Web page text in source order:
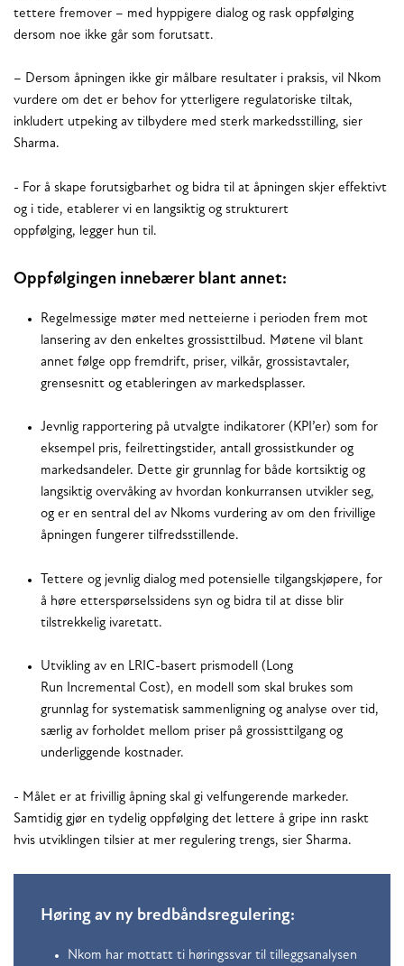
tettere fremover – med hyppigere dialog og rask oppfølging
dersom noe ikke går som forutsatt.
– Dersom åpningen ikke gir målbare resultater i praksis, vil Nkom
vurdere om det er behov for ytterligere regulatoriske tiltak,
inkludert utpeking av tilbydere med sterk markedsstilling, sier
Sharma.
- For å skape forutsigbarhet og bidra til at åpningen skjer effektivt
og i tide, etablerer vi en langsiktig og strukturert
oppfølging, legger hun til.
Oppfølgingen innebærer blant annet:
Regelmessige møter med netteierne i perioden frem mot
lansering av den enkeltes grossisttilbud. Møtene vil blant
annet følge opp fremdrift, priser, vilkår, grossistavtaler,
grensesnitt og etableringen av markedsplasser.
Jevnlig rapportering på utvalgte indikatorer (KPI’er) som for
eksempel pris, feilrettingstider, antall grossistkunder og
markedsandeler. Dette gir grunnlag for både kortsiktig og
langsiktig overvåking av hvordan konkurransen utvikler seg,
og er en sentral del av Nkoms vurdering av om den frivillige
åpningen fungerer tilfredsstillende.
Tettere og jevnlig dialog med potensielle tilgangskjøpere, for
å høre etterspørselssidens syn og bidra til at disse blir
tilstrekkelig ivaretatt.
Utvikling av en LRIC-basert prismodell (Long
Run Incremental Cost), en modell som skal brukes som
grunnlag for systematisk sammenligning og analyse over tid,
særlig av forholdet mellom priser på grossisttilgang og
underliggende kostnader.
- Målet er at frivillig åpning skal gi velfungerende markeder.
Samtidig gjør en tydelig oppfølging det lettere å gripe inn raskt
hvis utviklingen tilsier at mer regulering trengs, sier Sharma.
Høring av ny bredbåndsregulering:
Nkom har mottatt ti høringssvar til tilleggsanalysen